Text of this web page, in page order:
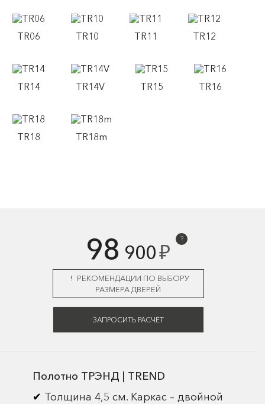
TR06 TR10 TR11 TR12
TR14 TR14V TR15 TR16
TR18 TR18m
98 900₽
?
РЕКОМЕНДАЦИИ ПО ВЫБОРУ
РАЗМЕРА ДВЕРЕЙ
ЗАПРОСИТЬ РАСЧЁТ
Полотно ТРЭНД | TREND
Толщина 4,5 см. Каркас – двойной